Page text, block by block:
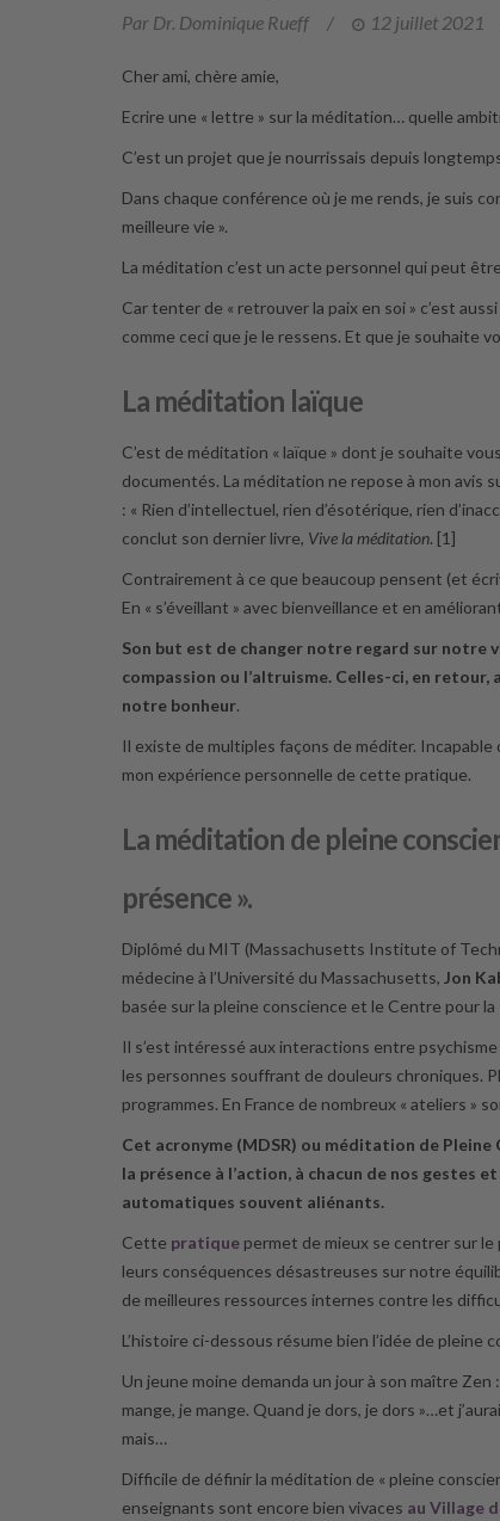
Par Dr. Dominique Rueff / 12 juillet 2021
Cher ami, chère amie,
Ecrire une « lettre » sur la méditation… quelle
C’est un projet que je nourrissais depuis
Dans chaque conférence où je me rends, je suis
meilleure vie ».
La méditation c’est un acte personnel qui peut
Car tenter de « retrouver la paix en soi » c’est
comme ceci que je le ressens. Et que je souhaite
La méditation laïque
C’est de méditation « laïque » dont je souhaite
documentés. La méditation ne repose à mon avis
: « Rien d’intellectuel, rien d’ésotérique, rien
conclut son dernier livre, Vive la méditation. [1]
Contrairement à ce que beaucoup pensent (et
En « s’éveillant » avec bienveillance et en
Son but est de changer notre regard sur notre
compassion ou l’altruisme. Celles-ci, en
notre bonheur.
Il existe de multiples façons de méditer.
mon expérience personnelle de cette pratique.
La méditation de pleine
présence ».
Diplômé du MIT (Massachusetts Institute of
médecine à l’Université du Massachusetts, Jon
basée sur la pleine conscience et le Centre pour
Il s’est intéressé aux interactions entre
les personnes souffrant de douleurs chroniques.
programmes. En France de nombreux « ateliers »
Cet acronyme (MDSR) ou méditation de
la présence à l’action, à chacun de nos gestes
automatiques souvent aliénants.
Cette pratique permet de mieux se centrer sur
leurs conséquences désastreuses sur notre
de meilleures ressources internes contre les
L’histoire ci-dessous résume bien l’idée de pleine
Un jeune moine demanda un jour à son maître Zen :
mange, je mange. Quand je dors, je dors »…et
mais…
Difficile de définir la méditation de « pleine
enseignants sont encore bien vivaces au Village